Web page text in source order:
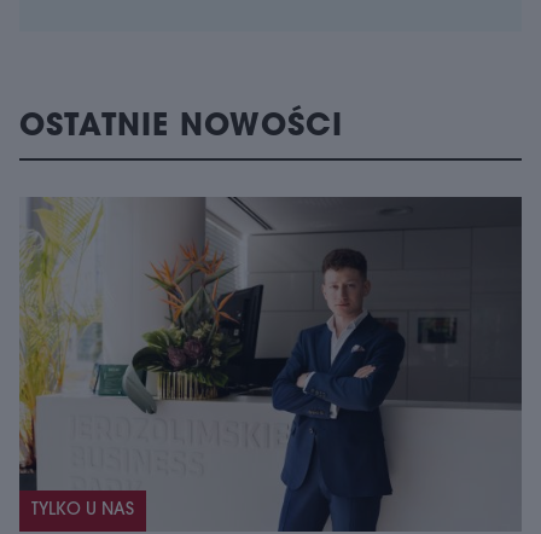
OSTATNIE NOWOŚCI
TYLKO U NAS